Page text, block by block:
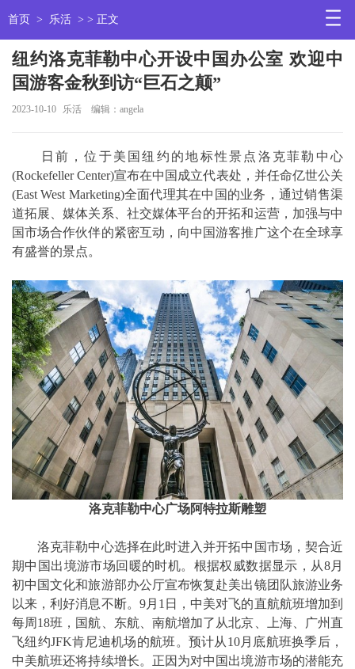
首页 > 乐活 > > 正文
纽约洛克菲勒中心开设中国办公室 欢迎中
国游客金秋到访“巨石之颠”
2023-10-10 乐活 编辑：angela
日前，位于美国纽约的地标性景点洛克菲勒中心
(Rockefeller Center)宣布在中国成立代表处，并任命亿世公关
(East West Marketing)全面代理其在中国的业务，通过销售渠
道拓展、媒体关系、社交媒体平台的开拓和运营，加强与中
国市场合作伙伴的紧密互动，向中国游客推广这个在全球享
有盛誉的景点。
洛克菲勒中心广场阿特拉斯雕塑
洛克菲勒中心选择在此时进入并开拓中国市场，契合近
期中国出境游市场回暖的时机。根据权威数据显示，从8月
初中国文化和旅游部办公厅宣布恢复赴美出镜团队旅游业务
以来，利好消息不断。9月1日，中美对飞的直航航班增加到
每周18班，国航、东航、南航增加了从北京、上海、广州直
飞纽约JFK肯尼迪机场的航班。预计从10月底航班换季后，
中美航班还将持续增长。正因为对中国出境游市场的潜能充